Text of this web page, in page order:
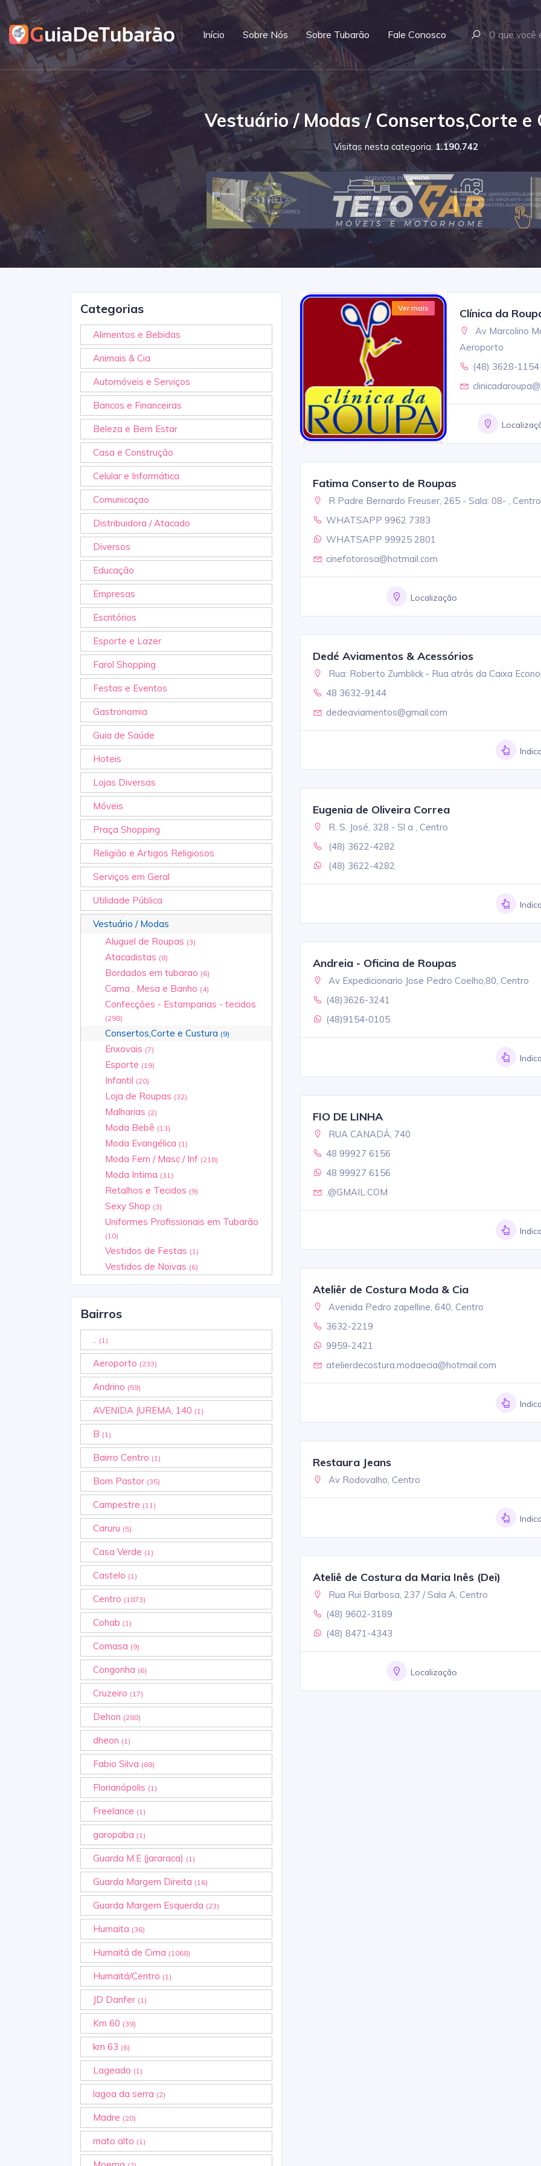
Início Sobre Nós Sobre Tubarão Fale Conosco
Vestuário / Modas / Consertos,Corte e
Visitas nesta categoria: 1.190.742
Categorias
Alimentos e Bebidas
Animais & Cia
Automóveis e Serviços
Bancos e Financeiras
Beleza e Bem Estar
Casa e Construção
Celular e Informática
Comunicaçao
Distribuidora / Atacado
Diversos
Educação
Empresas
Escritórios
Esporte e Lazer
Farol Shopping
Festas e Eventos
Gastronomia
Guia de Saúde
Hoteis
Lojas Diversas
Móveis
Praça Shopping
Religião e Artigos Religiosos
Serviços em Geral
Utilidade Pública
Vestuário / Modas
Aluguel de Roupas (3)
Atacadistas (8)
Bordados em tubarao (6)
Cama , Mesa e Banho (4)
Confecções - Estamparias - tecidos
(298)
Consertos,Corte e Custura (9)
Enxovais (7)
Esporte (19)
Infantil (20)
Loja de Roupas (32)
Malharias (2)
Moda Bebê (13)
Moda Evangélica (1)
Moda Fem / Masc / Inf (218)
Moda Intima (31)
Retalhos e Tecidos (9)
Sexy Shop (3)
Uniformes Profissionais em Tubarão
(10)
Vestidos de Festas (1)
Vestidos de Noivas (6)
Bairros
.. (1)
Aeroporto (233)
Andrino (59)
AVENIDA JUREMA, 140 (1)
B (1)
Bairro Centro (1)
Bom Pastor (35)
Campestre (11)
Caruru (5)
Casa Verde (1)
Castelo (1)
Centro (1873)
Cohab (1)
Comasa (9)
Congonha (6)
Cruzeiro (17)
Dehon (280)
dheon (1)
Fabio Silva (68)
Florianópolis (1)
Freelance (1)
garopaba (1)
Guarda M.E (jararaca) (1)
Guarda Margem Direita (16)
Guarda Margem Esquerda (23)
Humaita (36)
Humaitá de Cima (1068)
Humaitá/Centro (1)
JD Danfer (1)
Km 60 (39)
km 63 (6)
Lageado (1)
lagoa da serra (2)
Madre (20)
mato alto (1)
Ver mais Clínica da
Av Marcolino
Aeroporto
(48) 3628-1154
Fatima Conserto de Roupas
R Padre Bernardo Freuser, 265 - Sala: 08- , Centro
WHATSAPP 9962 7383
WHATSAPP 99925 2801
cinefotorosa@hotmail.com
Localização
Dedé Aviamentos & Acessórios
Rua: Roberto Zumblick - Rua atrás da Caixa
48 3632-9144
dedeaviamentos@gmail.com
Eugenia de Oliveira Correa
R. S. José, 328 - Sl a , Centro
(48) 3622-4282
(48) 3622-4282
Andreia - Oficina de Roupas
Av Expedicionario Jose Pedro Coelho,80, Centro
(48)3626-3241
(48)9154-0105
FIO DE LINHA
RUA CANADÁ, 740
48 99927 6156
48 99927 6156
.@GMAIL.COM
Ateliêr de Costura Moda & Cia
Avenida Pedro zapelline, 640, Centro
3632-2219
9959-2421
atelierdecostura.modaecia@hotmail.com
Restaura Jeans
Av Rodovalho, Centro
Ateliê de Costura da Maria Inês (Dei)
Rua Rui Barbosa, 237 / Sala A, Centro
(48) 9602-3189
(48) 8471-4343
Localização